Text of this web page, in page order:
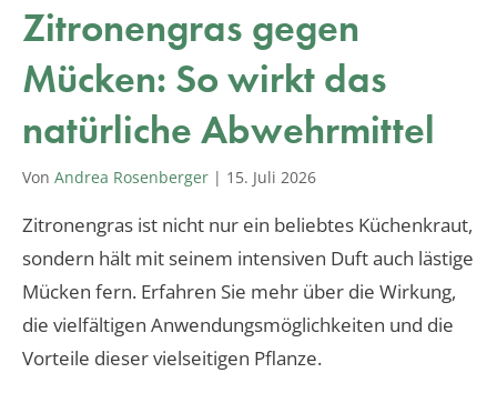
Zitronengras gegen
Mücken: So wirkt das
natürliche Abwehrmittel
Von Andrea Rosenberger | 15. Juli 2026
Zitronengras ist nicht nur ein beliebtes Küchenkraut,
sondern hält mit seinem intensiven Duft auch lästige
Mücken fern. Erfahren Sie mehr über die Wirkung,
die vielfältigen Anwendungsmöglichkeiten und die
Vorteile dieser vielseitigen Pflanze.